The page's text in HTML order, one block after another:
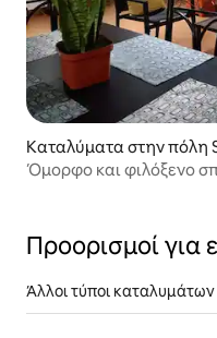
Καταλύματα στην πόλη
Όμορφο και φιλόξενο
Προορισμοί για
Άλλοι τύποι καταλυμάτων